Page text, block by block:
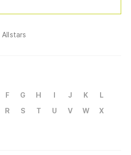
F G H I J K
L
R S T U V W
X